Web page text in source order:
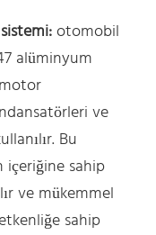
otomobil
alüminyum
ve
Bu
içeriğine sahip
ve mükemmel
sahip